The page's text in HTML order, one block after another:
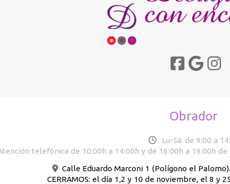
Obrador
Lu-Sá: de 9:00 a
telefónica de 10:00h a 14:00h y de 16:00h a 19:00h
Calle Eduardo Marconi 1 (Polígono el
CERRAMOS: el día 1,2 y 10 de noviembre, el 8 y